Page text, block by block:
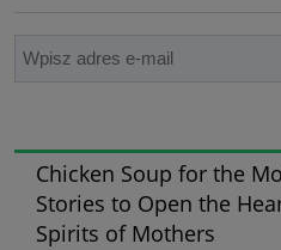
Chicken Soup for the
Stories to Open the
Spirits of Mothers